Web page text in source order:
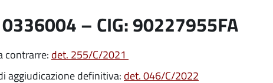
– CIG: 90227955FA
contrarre: det. 255/C/2021
aggiudicazione definitiva: det. 046/C/2022